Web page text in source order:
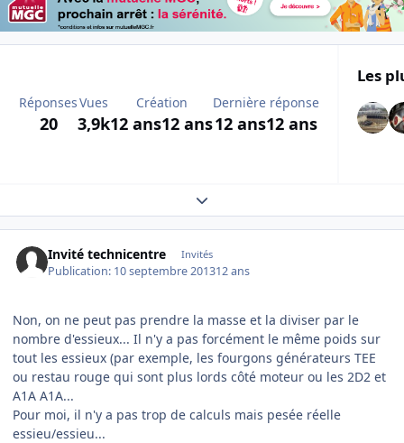
Réponses
20
Vues
3,9k
Création
12 ans12 ans
Dernière réponse
12 ans12 ans
Les
Expand topic overview
Invité technicentre Invités
Publication: 10 septembre 201312 ans
Non, on ne peut pas prendre la masse et la diviser par le
nombre d'essieux... Il n'y a pas forcément le même poids sur
tout les essieux (par exemple, les fourgons générateurs TEE
ou restau rouge qui sont plus lords côté moteur ou les 2D2 et
A1A A1A...
Pour moi, il n'y a pas trop de calculs mais pesée réelle
essieu/essieu...